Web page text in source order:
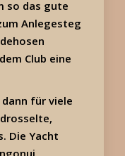
so das gute
Anlegesteg
Club eine
dann für viele
Die Yacht